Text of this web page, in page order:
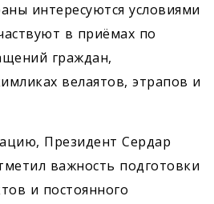
интересуются условиями
в приёмах по
граждан,
велаятов, этрапов и
Президент Сердар
важность подготовки
и постоянного